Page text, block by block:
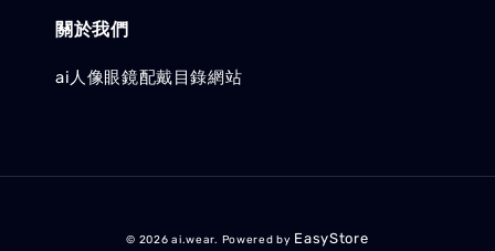
關於我們
ai人像眼鏡配戴目錄網站
© 2026 ai.wear. Powered by EasyStore